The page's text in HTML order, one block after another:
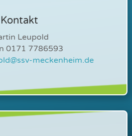
Kontakt
Leupold
0171 7786593
meckenheim.de